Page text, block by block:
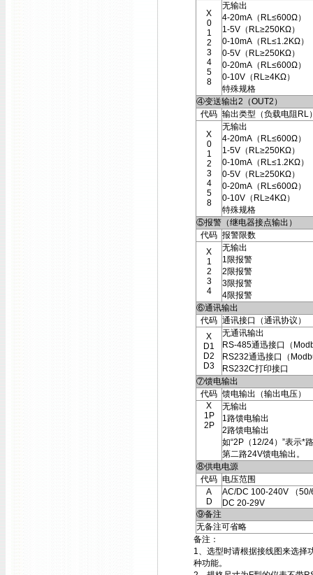
X
0
1
2
3
4
5
8
无输出
4-20mA（RL≤600Ω）
1-5V（RL≥250KΩ）
0-10mA（RL≤1.2KΩ）
0-5V（RL≥250KΩ）
0-20mA（RL≤600Ω）
0-10V（RL≥4KΩ）
特殊规格
④变送输出2（OUT2）
代码 输出类型（负载电阻RL
X
0
1
2
3
4
5
8
无输出
4-20mA（RL≤600Ω）
1-5V（RL≥250KΩ）
0-10mA（RL≤1.2KΩ）
0-5V（RL≥250KΩ）
0-20mA（RL≤600Ω）
0-10V（RL≥4KΩ）
特殊规格
⑤报警（继电器接点输出）
代码 报警限数
X
1
2
3
4
无输出
1限报警
2限报警
3限报警
4限报警
⑥通讯输出
代码 通讯接口（通讯协议）
X
D1
D2
D3
无通讯输出
RS-485通迅接口（
RS232通迅接口（
RS232C打印接口
⑦馈电输出
代码 馈电输出（输出电压）
X
1P
2P
无输出
1路馈电输出
2路馈电输出
如“2P（12/24）”表示*
第二路24V馈电输出。
⑧供电电源
代码 电压范围
A
D
AC/DC 100-240V （
DC 20-29V
⑨备注
无备注可省略
备注：
1、选型时请根据接线图来选择
种功能。